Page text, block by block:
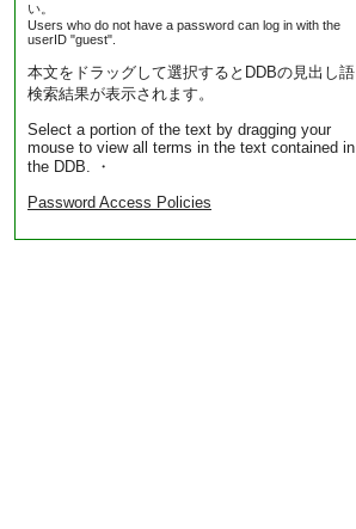
い。
Users who do not have a password can log in with the
userID "guest".
本文をドラッグして選択するとDDBの見出し語
検索結果が表示されます。
Select a portion of the text by dragging your
mouse to view all terms in the text contained in
the DDB. ・
Password Access Policies